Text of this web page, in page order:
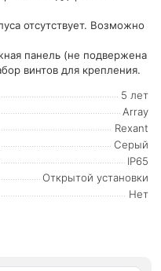
отсутствует. Возможно
панель (не подвержена
винтов для крепления.
5 лет
Array
Rexant
Серый
IP65
Открытой установки
Нет